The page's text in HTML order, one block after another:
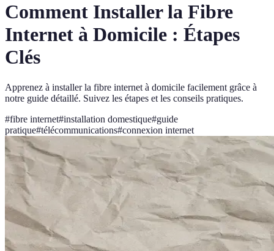
Comment Installer la Fibre
Internet à Domicile : Étapes
Clés
Apprenez à installer la fibre internet à domicile facilement grâce à
notre guide détaillé. Suivez les étapes et les conseils pratiques.
#fibre internet#installation domestique#guide
pratique#télécommunications#connexion internet